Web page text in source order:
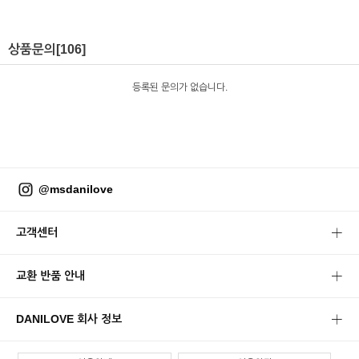
상품문의 [106]
등록된 문의가 없습니다.
@msdanilove
고객센터
교환 반품 안내
DANILOVE 회사 정보